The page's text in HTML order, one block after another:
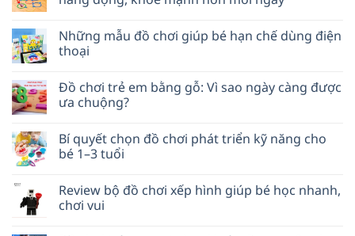
Những mẫu đồ chơi giúp bé hạn chế dùng điện
thoại
Đồ chơi trẻ em bằng gỗ: Vì sao ngày càng được
ưa chuộng?
Bí quyết chọn đồ chơi phát triển kỹ năng cho
bé 1–3 tuổi
Review bộ đồ chơi xếp hình giúp bé học nhanh,
chơi vui